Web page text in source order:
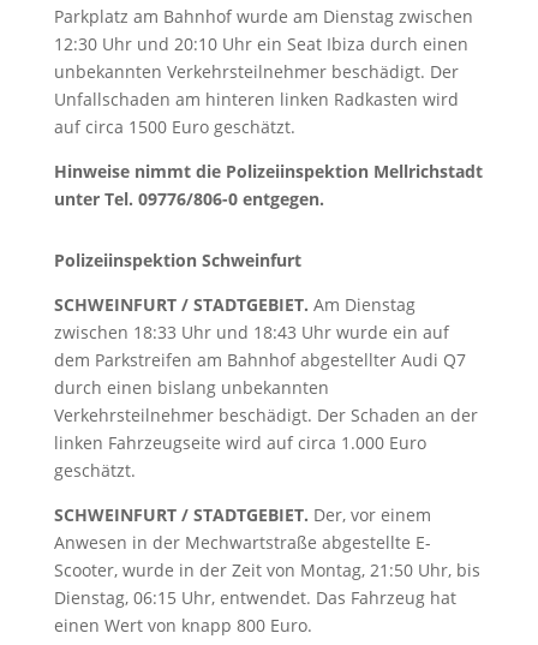
Parkplatz am Bahnhof wurde am Dienstag zwischen
12:30 Uhr und 20:10 Uhr ein Seat Ibiza durch einen
unbekannten Verkehrsteilnehmer beschädigt. Der
Unfallschaden am hinteren linken Radkasten wird
auf circa 1500 Euro geschätzt.
Hinweise nimmt die Polizeiinspektion Mellrichstadt
unter Tel. 09776/806-0 entgegen.
Polizeiinspektion Schweinfurt
SCHWEINFURT / STADTGEBIET. Am Dienstag
zwischen 18:33 Uhr und 18:43 Uhr wurde ein auf
dem Parkstreifen am Bahnhof abgestellter Audi Q7
durch einen bislang unbekannten
Verkehrsteilnehmer beschädigt. Der Schaden an der
linken Fahrzeugseite wird auf circa 1.000 Euro
geschätzt.
SCHWEINFURT / STADTGEBIET. Der, vor einem
Anwesen in der Mechwartstraße abgestellte E-
Scooter, wurde in der Zeit von Montag, 21:50 Uhr, bis
Dienstag, 06:15 Uhr, entwendet. Das Fahrzeug hat
einen Wert von knapp 800 Euro.